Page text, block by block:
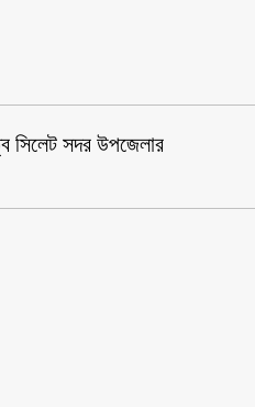
সিলেট সদর উপজেলার